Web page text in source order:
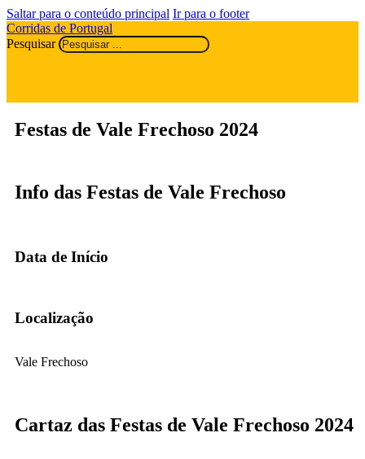
Saltar para o conteúdo principal Ir para o footer
Corridas de Portugal
Pesquisar
Festas de Vale Frechoso 2024
Info das Festas de Vale Frechoso
Data de Início
Localização
Vale Frechoso
Cartaz das Festas de Vale Frechoso 2024